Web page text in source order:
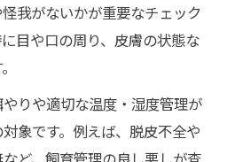
我がないかが重要なチェック
目や口の周り、皮膚の状態な
りや適切な温度・湿度管理が
象です。例えば、脱皮不全や